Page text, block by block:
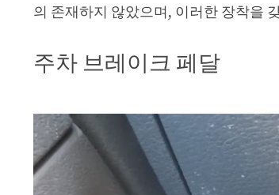
의 존재하지 않았으며, 이러한 장착을
주차 브레이크 페달